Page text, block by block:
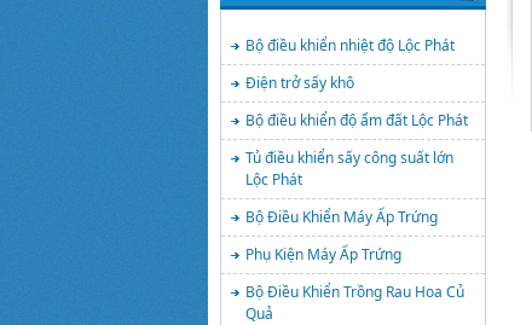
Bộ điều khiển nhiệt độ Lộc Phát
Điện trở sấy khô
Bộ điều khiển độ ẩm đất Lộc Phát
Tủ điều khiển sấy công suất lớn
Lộc Phát
Bộ Điều Khiển Máy Ấp Trứng
Phụ Kiện Máy Ấp Trứng
Bộ Điều Khiển Trồng Rau Hoa Củ
Quả